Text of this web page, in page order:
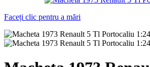
Faceți clic pentru a mări